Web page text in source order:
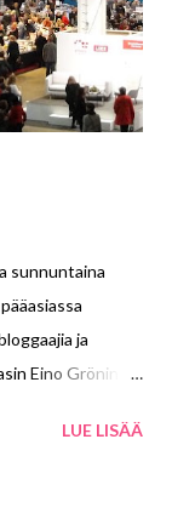
sunnuntaina
ja
Eino Grönin
LUE LISÄÄ